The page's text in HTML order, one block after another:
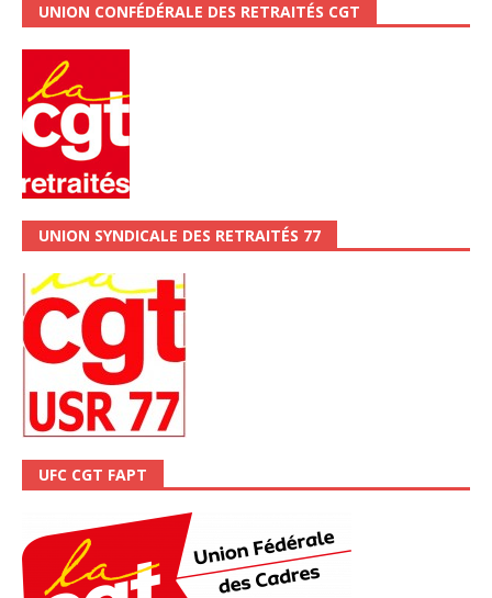
UNION CONFÉDÉRALE DES RETRAITÉS CGT
UNION SYNDICALE DES RETRAITÉS 77
UFC CGT FAPT